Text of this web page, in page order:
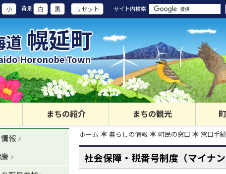
道 幌延町
Horonobe Town
小 背景 白 黒 リセット サイト内検索
まちの紹介 まちの観光
現
在
位
階
ホーム 暮らしの情報 町民の窓口 窓口手
社会保障・税番号制度（マイナ
報